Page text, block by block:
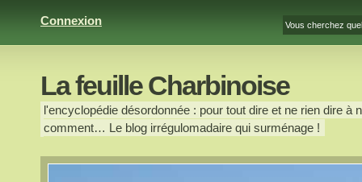
Connexion
La feuille Charbinoise
l'encyclopédie désordonnée : pour tout dire et ne rien dire
comment… Le blog irrégulomadaire qui surménage !